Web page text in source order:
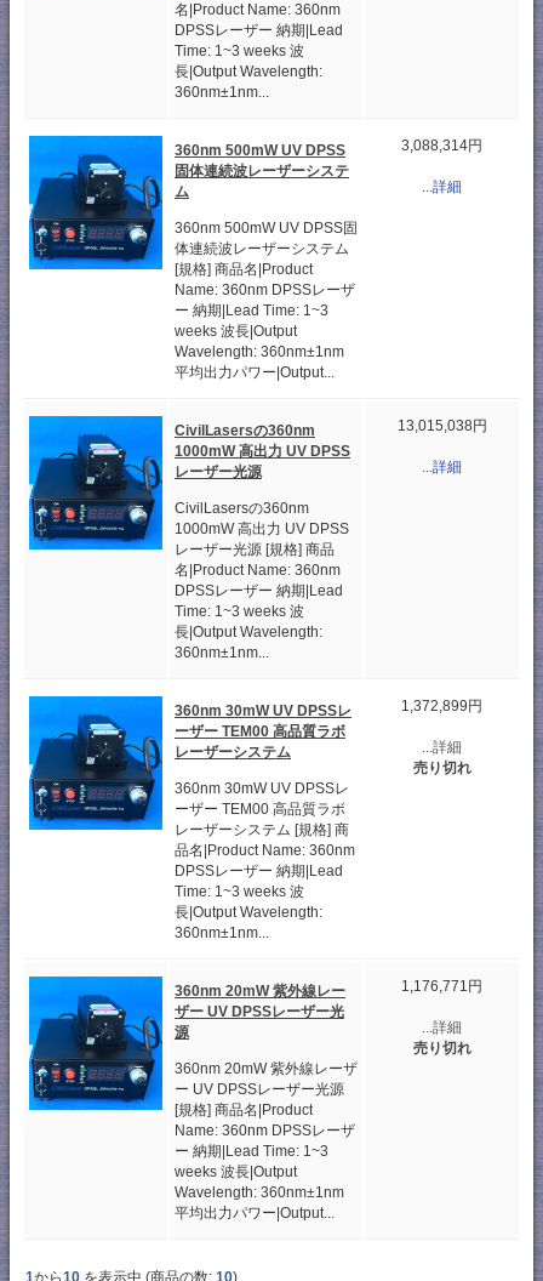
名|Product Name: 360nm
DPSSレーザー 納期|Lead
Time: 1~3 weeks 波
長|Output Wavelength:
360nm±1nm...
360nm 500mW UV DPSS
固体連続波レーザーシステ
ム
360nm 500mW UV DPSS固
体連続波レーザーシステム
[規格] 商品名|Product
Name: 360nm DPSSレーザ
ー 納期|Lead Time: 1~3
weeks 波長|Output
Wavelength: 360nm±1nm
平均出力パワー|Output...
3,088,314円
...詳細
CivilLasersの360nm
1000mW 高出力 UV DPSS
レーザー光源
CivilLasersの360nm
1000mW 高出力 UV DPSS
レーザー光源 [規格] 商品
名|Product Name: 360nm
DPSSレーザー 納期|Lead
Time: 1~3 weeks 波
長|Output Wavelength:
360nm±1nm...
13,015,038円
...詳細
360nm 30mW UV DPSSレ
ーザー TEM00 高品質ラボ
レーザーシステム
360nm 30mW UV DPSSレ
ーザー TEM00 高品質ラボ
レーザーシステム [規格] 商
品名|Product Name: 360nm
DPSSレーザー 納期|Lead
Time: 1~3 weeks 波
長|Output Wavelength:
360nm±1nm...
1,372,899円
...詳細
売り切れ
360nm 20mW 紫外線レー
ザー UV DPSSレーザー光
源
360nm 20mW 紫外線レーザ
ー UV DPSSレーザー光源
[規格] 商品名|Product
Name: 360nm DPSSレーザ
ー 納期|Lead Time: 1~3
weeks 波長|Output
Wavelength: 360nm±1nm
平均出力パワー|Output...
1,176,771円
...詳細
売り切れ
1から10 を表示中 (商品の数: 10)